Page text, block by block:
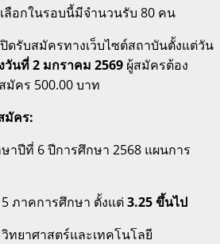
ลือกในรอบนี้มีจำนวนรับ 80 คน
ปิดรับสมัครทางเว็บไซต์สถาบันตั้งแต่วัน
วันที่ 2 มกราคม 2569 ผู้สมัครต้อง
มัคร 500.00 บาท
มัคร:
ปีที่ 6 ปีการศึกษา 2568 แผนการ
ภาคการศึกษา ตั้งแต่3.25 ขึ้นไป
ทยาศาสตร์และเทคโนโลยี